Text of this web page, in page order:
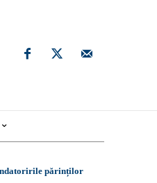
părinților